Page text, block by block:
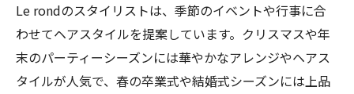
Le rondのスタイリストは、季節のイベントや行事に合
わせてヘアスタイルを提案しています。クリスマスや年
末のパーティーシーズンには華やかなアレンジやヘアス
タイルが人気で、春の卒業式や結婚式シーズンには上品